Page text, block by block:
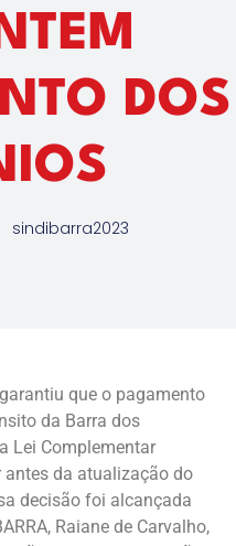
DOS
sindibarra2023
que o pagamento
da Barra dos
Lei Complementar
da atualização do
decisão foi alcançada
Raiane de Carvalho,